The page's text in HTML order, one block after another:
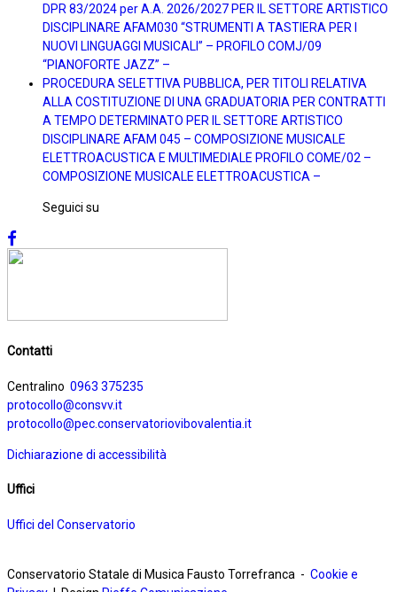
DPR 83/2024 per A.A. 2026/2027 PER IL SETTORE ARTISTICO
DISCIPLINARE AFAM030 “STRUMENTI A TASTIERA PER I
NUOVI LINGUAGGI MUSICALI” – PROFILO COMJ/09
“PIANOFORTE JAZZ” –
PROCEDURA SELETTIVA PUBBLICA, PER TITOLI RELATIVA
ALLA COSTITUZIONE DI UNA GRADUATORIA PER CONTRATTI
A TEMPO DETERMINATO PER IL SETTORE ARTISTICO
DISCIPLINARE AFAM 045 – COMPOSIZIONE MUSICALE
ELETTROACUSTICA E MULTIMEDIALE PROFILO COME/02 –
COMPOSIZIONE MUSICALE ELETTROACUSTICA –
Seguici su
Contatti
Centralino 0963 375235
protocollo@consvv.it
protocollo@pec.conservatoriovibovalentia.it
Dichiarazione di accessibilità
Uffici
Uffici del Conservatorio
Conservatorio Statale di Musica Fausto Torrefranca - Cookie e